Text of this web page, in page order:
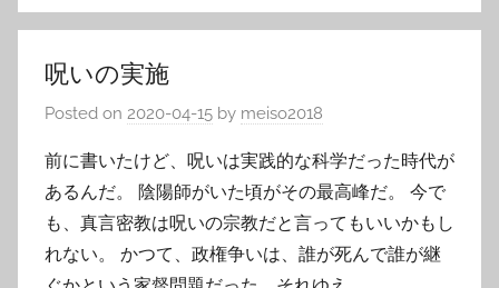
呪いの実施
Posted on 2020-04-15 by meiso2018
前に書いたけど、呪いは実践的な科学だった時代が
あるんだ。 陰陽師がいた頃がその最高峰だ。 今で
も、真言密教は呪いの宗教だと言ってもいいかもし
れない。 かつて、政権争いは、誰が死んで誰が継